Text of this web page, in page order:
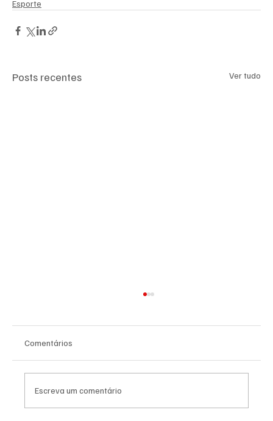
Esporte
Posts recentes Ver tudo
Comentários
Escreva um comentário